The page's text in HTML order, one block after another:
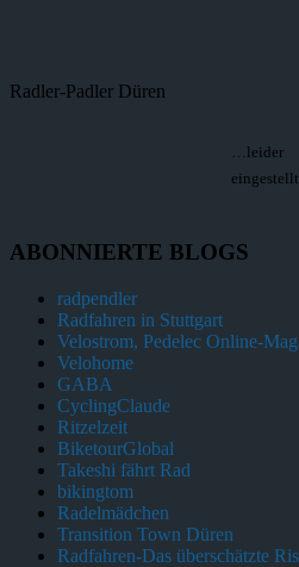
Radler-Padler Düren
…leider
ABONNIERTE BLOGS
radpendler
Radfahren in Stuttgart
Velostrom, Pedelec Online-
Velohome
GABA
CyclingClaude
Ritzelzeit
BiketourGlobal
Takeshi fährt Rad
bikingtom
Radelmädchen
Transition Town Düren
Radfahren-Das überschätzte